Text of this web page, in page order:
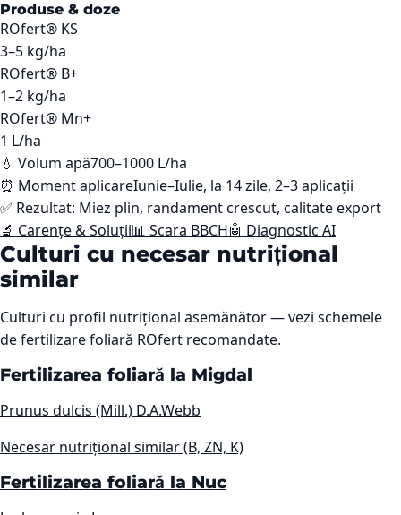
Produse & doze
ROfert® KS
3–5 kg/ha
ROfert® B+
1–2 kg/ha
ROfert® Mn+
1 L/ha
💧 Volum apă700–1000 L/ha
⏰ Moment aplicareIunie–Iulie, la 14 zile, 2–3 aplicații
✅ Rezultat: Miez plin, randament crescut, calitate export
🔬 Carențe & Soluții📊 Scara BBCH🤖 Diagnostic AI
Culturi cu necesar nutrițional
similar
Culturi cu profil nutrițional asemănător — vezi schemele
de fertilizare foliară ROfert recomandate.
Fertilizarea foliară la Migdal
Prunus dulcis (Mill.) D.A.Webb
Necesar nutrițional similar (B, ZN, K)
Fertilizarea foliară la Nuc